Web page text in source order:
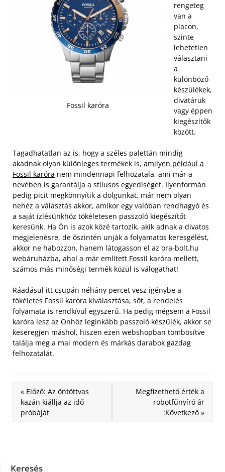
Fossil karóra
rengeteg
van a
piacon,
szinte
lehetetlen
választani
a
különböző
készülékek,
divatáruk
vagy éppen
kiegészítők
között.
Tagadhatatlan az is, hogy a széles palettán mindig
akadnak olyan különleges termékek is, amilyen például a
Fossil karóra nem mindennapi felhozatala, ami már a
nevében is garantálja a stílusos egyediséget. Ilyenformán
pedig picit megkönnyítik a dolgunkat, már nem olyan
nehéz a választás akkor, amikor egy valóban rendhagyó és
a saját ízlésünkhöz tökéletesen passzoló kiegészítőt
keresünk. Ha Ön is azok közé tartozik, akik adnak a divatos
megjelenésre, de őszintén unják a folyamatos keresgélést,
akkor ne habozzon, hanem látogasson el az ora-bolt.hu
webáruházba, ahol a már említett Fossil karóra mellett,
számos más minőségi termék közül is válogathat!
Ráadásul itt csupán néhány percet vesz igénybe a
tökéletes Fossil karóra kiválasztása, sőt, a rendelés
folyamata is rendkívül egyszerű. Ha pedig mégsem a Fossil
karóra lesz az Önhöz leginkább passzoló készülék, akkor se
keseregjen máshol, hiszen ezen webshopban tömbösítve
találja meg a mai modern és márkás darabok gazdag
felhozatalát.
« Előző: Az öntöttvas
kazán kiállja az idő
próbáját
Megfizethető érték a
robotfűnyíró ár
:Következő »
Keresés